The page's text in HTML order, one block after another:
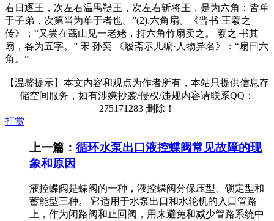
右日逐王，次左右温禺鞮王，次左右斩将王，是为六角：皆单
于子弟，次第当为单于者也。”(2).六角扇。《晋书·王羲之
传》：“又尝在蕺山见一老姥，持六角竹扇卖之。 羲之 书其
扇，各为五字。” 宋 孙奕 《履斋示儿编·人物异名》：“扇曰六
角。”
【温馨提示】本文内容和观点为作者所有，本站只提供信息存
储空间服务，如有涉嫌抄袭/侵权/违规内容请联系QQ：
275171283 删除！
打赏
上一篇： 循环水泵出口液控蝶阀常见故障的现
象和原因
液控蝶阀是蝶阀的一种，液控蝶阀分保压型、锁定型和
蓄能型三种。 它适用于水泵出口和水轮机的入口管路
上，作为闭路阀和止回阀，用来避免和减少管路系统中